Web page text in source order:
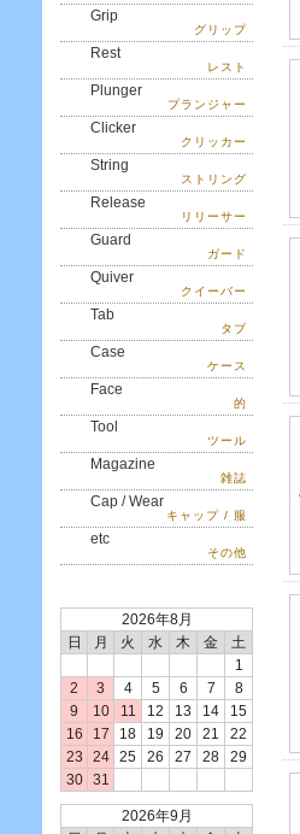
Grip
グリップ
Rest
レスト
Plunger
プランジャー
Clicker
クリッカー
String
ストリング
Release
リリーサー
Guard
ガード
Quiver
クイーバー
Tab
タブ
Case
ケース
Face
的
Tool
ツール
Magazine
雑誌
Cap / Wear
キャップ / 服
etc
その他
2026年8月
日
月 火 水 木 金
土
1
2
3 4 5 6 7
8
9
10 11 12 13 14
15
16
17 18 19 20 21
22
23
24 25 26 27 28
29
30
31
2026年9月